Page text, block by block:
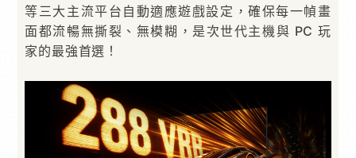
等三大主流平台自動適應遊戲設定，確保每一幀畫
面都流暢無撕裂、無模糊，是次世代主機與 PC 玩
家的最強首選！